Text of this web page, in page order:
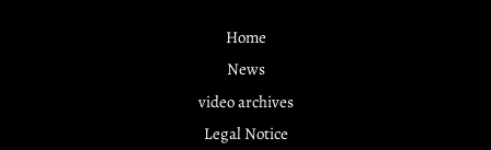
Home
News
video archives
Legal Notice